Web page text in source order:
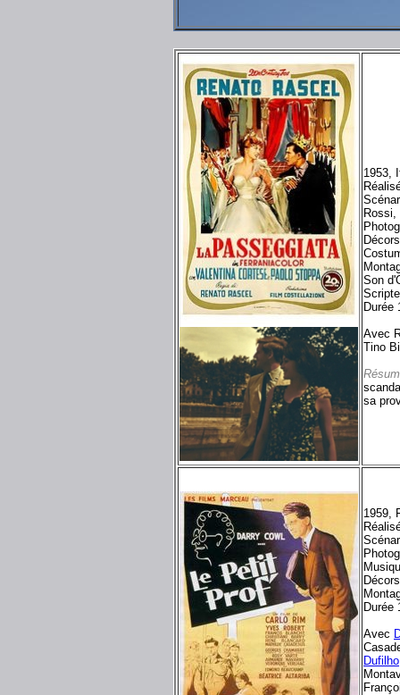
1953,
Son
Durée
Avec
Tino
sa
1959,
Durée
Avec
Dufilho